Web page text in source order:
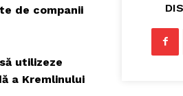
de companii
utilizeze
a Kremlinului